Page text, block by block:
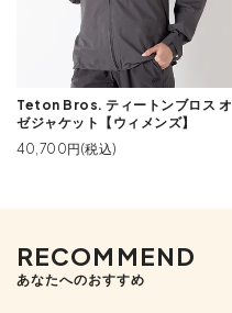
Teton Bros. ティートンブロス オ
ゼジャケット【ウィメンズ】
40,700円(税込)
RECOMMEND
あなたへのおすすめ